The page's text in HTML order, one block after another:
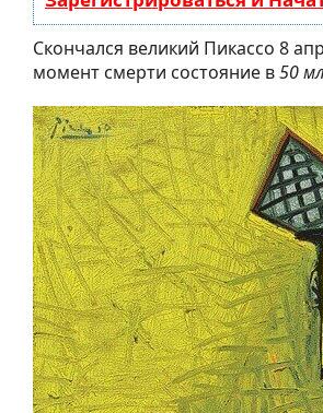
Скончался великий Пикассо 8
момент смерти состояние в50